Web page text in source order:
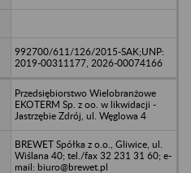
992700/611/126/2015-SAK;UNP:
2019-00311177, 2026-00074166
Przedsiębiorstwo Wielobranżowe
EKOTERM Sp. z oo. w likwidacji -
Jastrzębie Zdrój, ul. Węglowa 4
BREWET Spółka z o.o., Gliwice, ul.
Wiślana 40; tel./fax 32 231 31 60; e-
mail: biuro@brewet.pl